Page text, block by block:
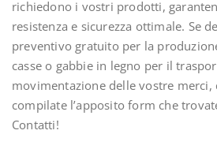
richiedono i vostri prodotti,
resistenza e sicurezza ottimale. Se
preventivo gratuito per la
casse o gabbie in legno per il
movimentazione delle vostre merci,
compilate l’apposito form che
Contatti!